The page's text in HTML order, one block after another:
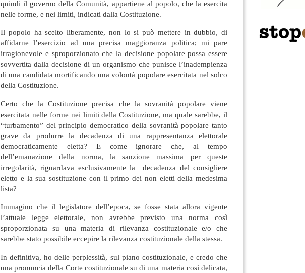
quindi il governo della Comunità, appartiene al popolo, che la esercita
nelle forme, e nei limiti, indicati dalla Costituzione.
Il popolo ha scelto liberamente, non lo si può mettere in dubbio, di
affidarne l’esercizio ad una precisa maggioranza politica; mi pare
irragionevole e sproporzionato che la decisione popolare possa essere
sovvertita dalla decisione di un organismo che punisce l’inadempienza
di una candidata mortificando una volontà popolare esercitata nel solco
della Costituzione.
Certo che la Costituzione precisa che la sovranità popolare viene
esercitata nelle forme nei limiti della Costituzione, ma quale sarebbe, il
“turbamento” del principio democratico della sovranità popolare tanto
grave da produrre la decadenza di una rappresentanza elettorale
democraticamente eletta? E come ignorare che, al tempo
dell’emanazione della norma, la sanzione massima per queste
irregolarità, riguardava esclusivamente la decadenza del consigliere
eletto e la sua sostituzione con il primo dei non eletti della medesima
lista?
Immagino che il legislatore dell’epoca, se fosse stata allora vigente
l’attuale legge elettorale, non avrebbe previsto una norma così
sproporzionata su una materia di rilevanza costituzionale e/o che
sarebbe stato possibile eccepire la rilevanza costituzionale della stessa.
In definitiva, ho delle perplessità, sul piano costituzionale, e credo che
una pronuncia della Corte costituzionale su di una materia così delicata,